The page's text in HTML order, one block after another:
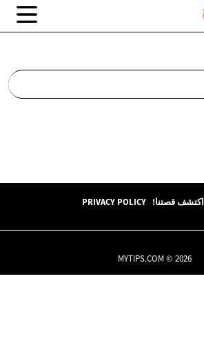
اكتشف قصتنا! PRIVACY POLICY
MYTIPS.COM © 2026